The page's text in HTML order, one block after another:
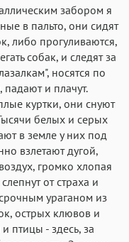
забором я
в пальто, они сидят
либо прогуливаются,
собак, и следят за
носятся по
падают и плачут.
куртки, они снуют
белых и серых
в земле у них под
взлетают дугой,
громко хлопая
от страха и
ураганом из
острых клювов и
птицы - здесь, за